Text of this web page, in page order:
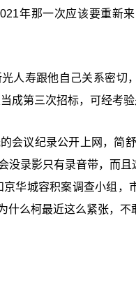
年那一次应该要重新
人寿跟他自己关系密切
成第三次招标，可经考验
会议纪录公开上网，简
没录影只有录音带，而
华城容积案调查小组
么柯最近这么紧张，不